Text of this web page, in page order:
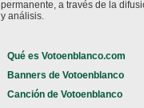
permanente, a través de la
y análisis.
Qué es Votoenblanco.com
Banners de Votoenblanco
Canción de Votoenblanco